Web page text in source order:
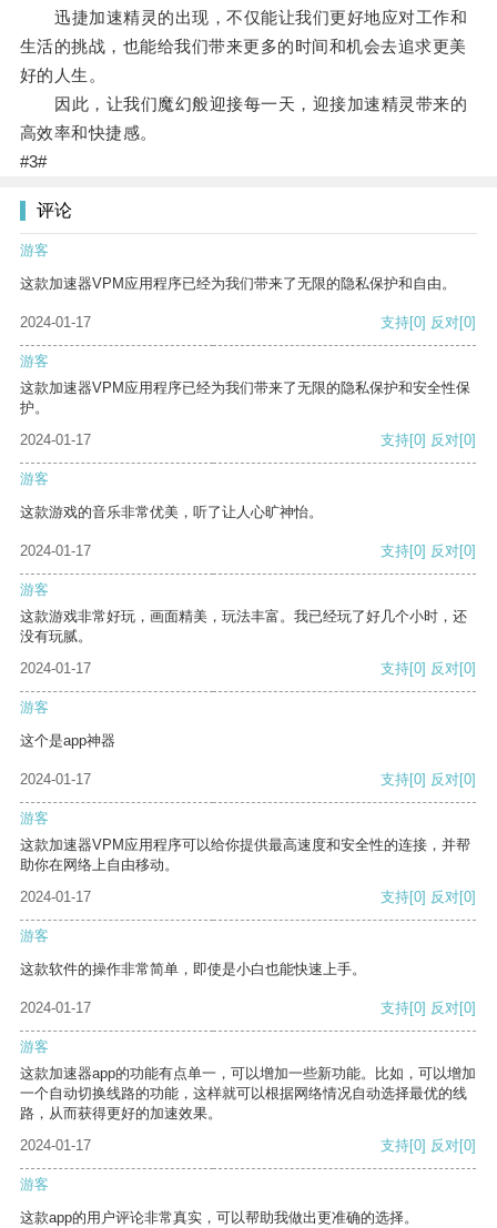
迅捷加速精灵的出现，不仅能让我们更好地应对工作和
生活的挑战，也能给我们带来更多的时间和机会去追求更美
好的人生。
因此，让我们魔幻般迎接每一天，迎接加速精灵带来的
高效率和快捷感。
#3#
评论
游客
这款加速器VPM应用程序已经为我们带来了无限的隐私保护和自由。
2024-01-17 支持[0] 反对[0]
游客
这款加速器VPM应用程序已经为我们带来了无限的隐私保护和安全性保
护。
2024-01-17
支持[0] 反对[0]
游客
这款游戏的音乐非常优美，听了让人心旷神怡。
2024-01-17 支持[0] 反对[0]
游客
这款游戏非常好玩，画面精美，玩法丰富。我已经玩了好几个小时，还
没有玩腻。
2024-01-17
支持[0] 反对[0]
游客
这个是app神器
2024-01-17 支持[0] 反对[0]
游客
这款加速器VPM应用程序可以给你提供最高速度和安全性的连接，并帮
助你在网络上自由移动。
2024-01-17
支持[0] 反对[0]
游客
这款软件的操作非常简单，即使是小白也能快速上手。
2024-01-17 支持[0] 反对[0]
游客
这款加速器app的功能有点单一，可以增加一些新功能。比如，可以增加
一个自动切换线路的功能，这样就可以根据网络情况自动选择最优的线
路，从而获得更好的加速效果。
2024-01-17
支持[0] 反对[0]
游客
这款app的用户评论非常真实，可以帮助我做出更准确的选择。